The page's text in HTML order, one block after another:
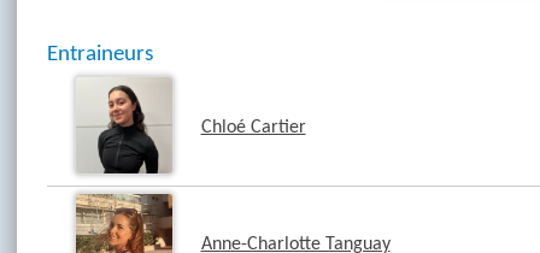
Entraineurs
Chloé Cartier
Anne-Charlotte Tanguay